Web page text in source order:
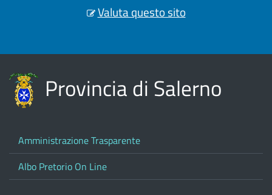
Valuta questo sito
Provincia di Salerno
Amministrazione Trasparente
Albo Pretorio On Line